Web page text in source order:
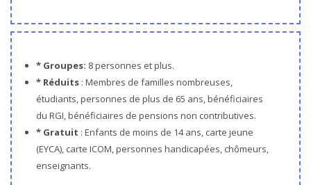
* Groupes: 8 personnes et plus.
* Réduits : Membres de familles nombreuses,
étudiants, personnes de plus de 65 ans, bénéficiaires
du RGI, bénéficiaires de pensions non contributives.
* Gratuit : Enfants de moins de 14 ans, carte jeune
(EYCA), carte ICOM, personnes handicapées, chômeurs,
enseignants.